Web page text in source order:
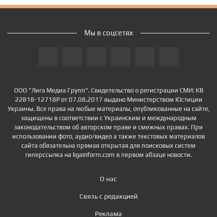
ООО "Лига Медиа Групп". Свидетельство о регистрации СМИ: КВ
22818-12718Р от 07.08.2017 выдано Министерством Юстиции
Украины. Все права на любые материалы, опубликованные на сайте,
защищены в соответствии с Украинским и международным
законодательством об авторском праве и смежных правах. При
использовании фото, аудио/видео а также текстовых материалов
сайта обязательна прямая открытая для поисковых систем
гиперссылка на ligainform.com в первом абзаце новости.
О нас
Связь с редакцией
Реклама
Мы в соцсетях